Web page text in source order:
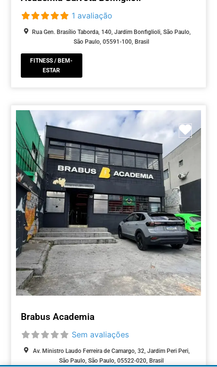
1 avaliação
Rua Gen. Brasílio Taborda, 140, Jardim Bonfiglioli, São Paulo,
São Paulo, 05591-100, Brasil
FITNESS / BEM-
ESTAR
Brabus Academia
Sem avaliações
Av. Ministro Laudo Ferreira de Camargo, 32, Jardim Peri Peri,
São Paulo, São Paulo, 05522-020, Brasil